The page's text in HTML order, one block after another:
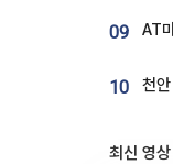
09
10
최신 영상